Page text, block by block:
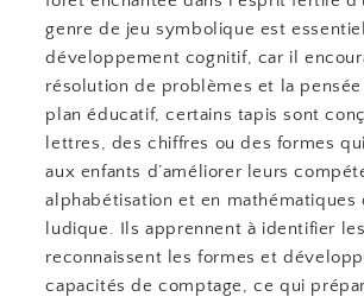
genre de jeu symbolique est
développement cognitif, car il
résolution de problèmes et la
plan éducatif, certains tapis sont
lettres, des chiffres ou des formes
aux enfants d’améliorer leurs
alphabétisation et en mathématiques
ludique. Ils apprennent à identifier
reconnaissent les formes et
capacités de comptage, ce qui